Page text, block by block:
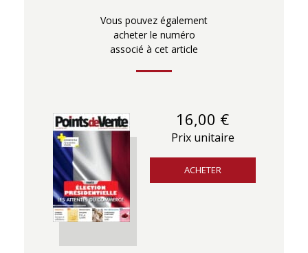
Vous pouvez également
acheter le numéro
associé à cet article
16,00 €
Prix unitaire
ACHETER